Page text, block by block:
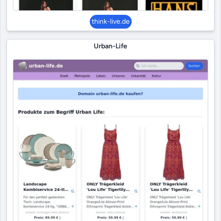
think-live.de
Urban-Life